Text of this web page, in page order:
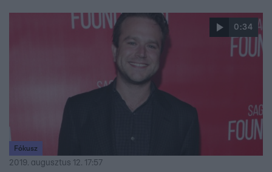
apja, ahogy ő fogalmaz: makk egészséges volt.
0:34
Fókusz
2019. augusztus 12. 17:57